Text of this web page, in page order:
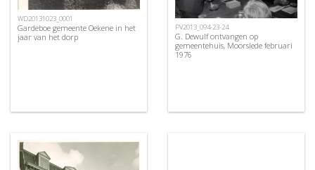
WD20131023_0001
Gardeboe gemeente Oekene in het
jaar van het dorp
PV2013_094-23-24
G. Dewulf ontvangen op
gemeentehuis, Moorslede februari
1976